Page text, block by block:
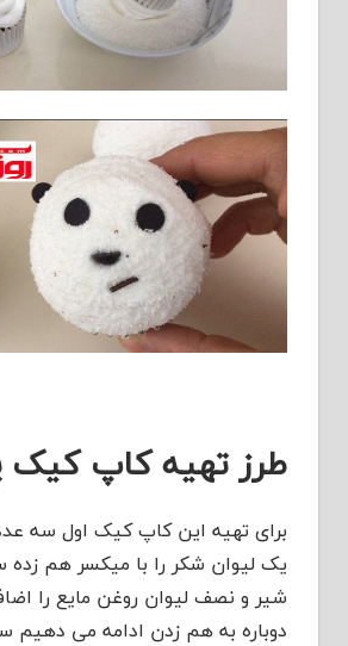
طرز تهیه کاپ کیک
برای تهیه این کاپ کیک اول سه
یک لیوان شکر را با میکسر هم
شیر و نصف لیوان روغن مایع را
دوباره به هم زدن ادامه می